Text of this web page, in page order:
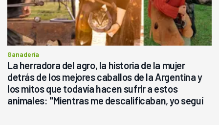
Ganadería
La herradora del agro, la historia de la mujer
detrás de los mejores caballos de la Argentina y
los mitos que todavía hacen sufrir a estos
animales: "Mientras me descalificaban, yo seguí